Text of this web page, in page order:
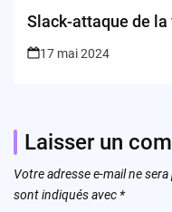
Slack-attaque de la
17 mai 2024
Laisser un
Votre adresse e-mail ne sera
sont indiqués avec *